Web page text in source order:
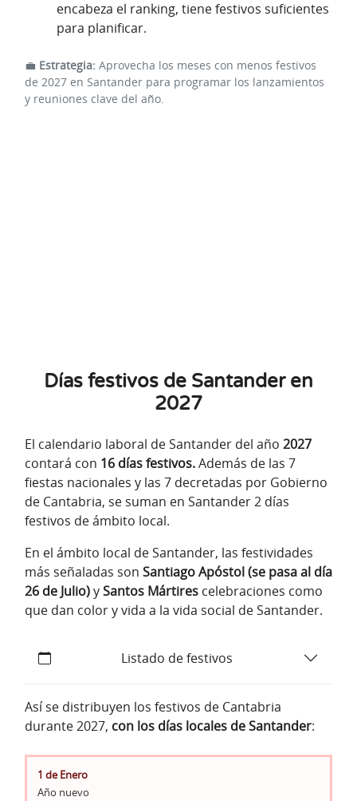
encabeza el ranking, tiene festivos suficientes
para planificar.
💼 Estrategia: Aprovecha los meses con menos festivos
de 2027 en Santander para programar los lanzamientos
y reuniones clave del año.
Días festivos de Santander en
2027
El calendario laboral de Santander del año 2027
contará con 16 días festivos.Además de las 7
fiestas nacionales y las 7 decretadas por Gobierno
de Cantabria, se suman en Santander 2 días
festivos de ámbito local.
En el ámbito local de Santander, las festividades
más señaladas son Santiago Apóstol (se pasa al día
26 de Julio)ySantos Mártires celebraciones como
que dan color y vida a la vida social de Santander.
Listado de festivos
Así se distribuyen los festivos de Cantabria
durante 2027, con los días locales de Santander:
1 de Enero
Año nuevo